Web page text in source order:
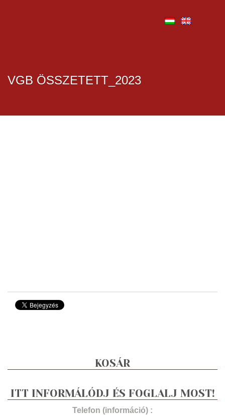
VGB ÖSSZETETT_2023
KOSÁR
ITT INFORMÁLÓDJ ÉS FOGLALJ MOST!
Telefon (információ) :